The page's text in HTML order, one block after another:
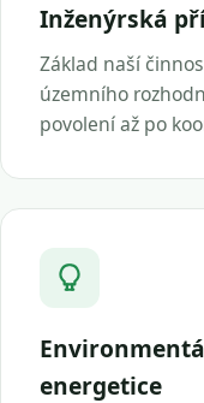
Inženýrská
Základ naší
územního
povolení až po
energetice